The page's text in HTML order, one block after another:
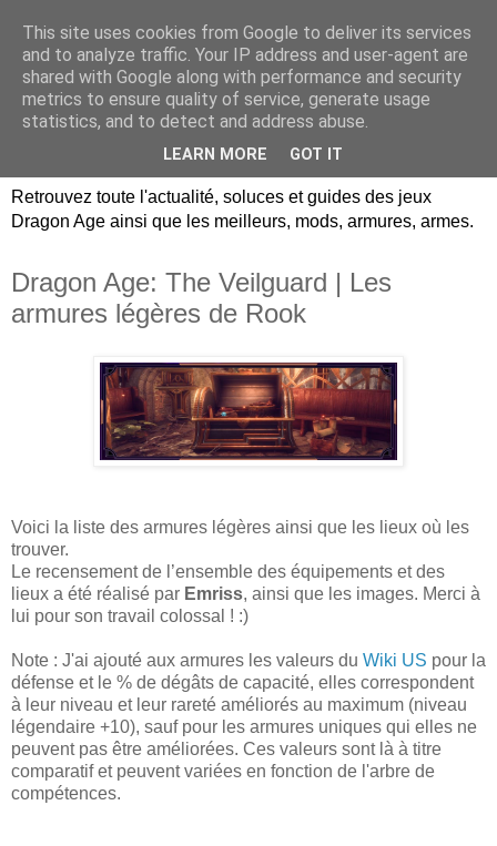
Dragon Age Univers :
Guides, soluces, infos sur
les jeux Dragon Age.
Retrouvez toute l'actualité, soluces et guides des jeux
Dragon Age ainsi que les meilleurs, mods, armures, armes.
Dragon Age: The Veilguard | Les
armures légères de Rook
Voici la liste des armures légères ainsi que les lieux où les
trouver.
Le recensement de l’ensemble des équipements et des
lieux a été réalisé par Emriss, ainsi que les images. Merci à
lui pour son travail colossal ! :)
Note : J'ai ajouté aux armures les valeurs du Wiki US pour la
défense et le % de dégâts de capacité, elles correspondent
à leur niveau et leur rareté améliorés au maximum (niveau
légendaire +10), sauf pour les armures uniques qui elles ne
peuvent pas être améliorées. Ces valeurs sont là à titre
comparatif et peuvent variées en fonction de l'arbre de
compétences.
This site uses cookies from Google to deliver its services
and to analyze traffic. Your IP address and user-agent are
shared with Google along with performance and security
metrics to ensure quality of service, generate usage
statistics, and to detect and address abuse.
LEARN MORE GOT IT